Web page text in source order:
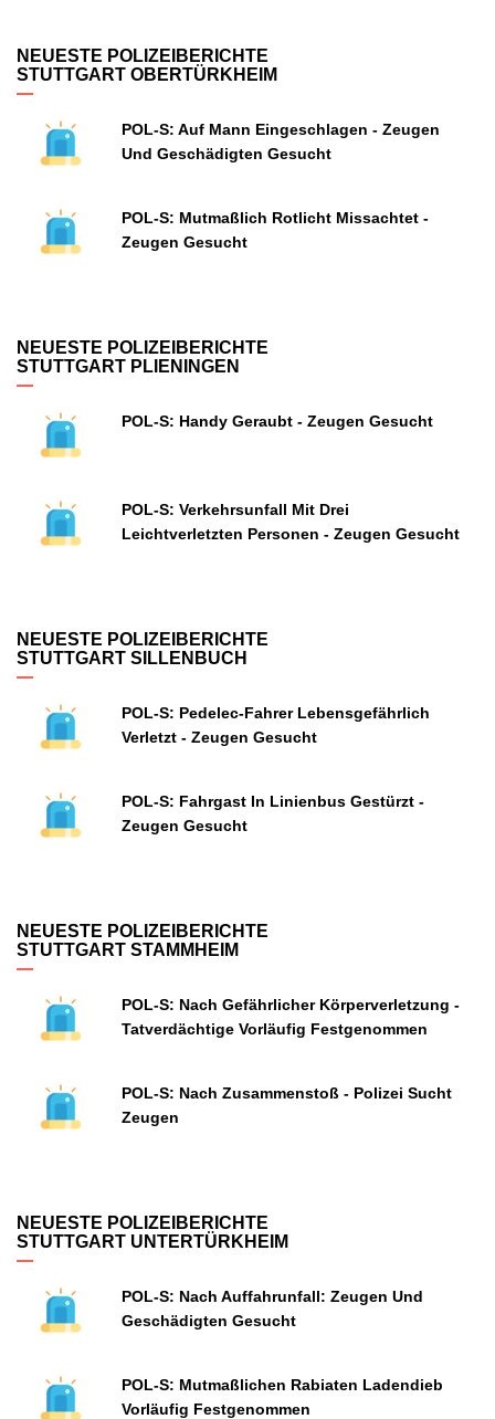
NEUESTE POLIZEIBERICHTE
STUTTGART OBERTÜRKHEIM
POL-S: Auf Mann Eingeschlagen - Zeugen
Und Geschädigten Gesucht
POL-S: Mutmaßlich Rotlicht Missachtet -
Zeugen Gesucht
NEUESTE POLIZEIBERICHTE
STUTTGART PLIENINGEN
POL-S: Handy Geraubt - Zeugen Gesucht
POL-S: Verkehrsunfall Mit Drei
Leichtverletzten Personen - Zeugen Gesucht
NEUESTE POLIZEIBERICHTE
STUTTGART SILLENBUCH
POL-S: Pedelec-Fahrer Lebensgefährlich
Verletzt - Zeugen Gesucht
POL-S: Fahrgast In Linienbus Gestürzt -
Zeugen Gesucht
NEUESTE POLIZEIBERICHTE
STUTTGART STAMMHEIM
POL-S: Nach Gefährlicher Körperverletzung -
Tatverdächtige Vorläufig Festgenommen
POL-S: Nach Zusammenstoß - Polizei Sucht
Zeugen
NEUESTE POLIZEIBERICHTE
STUTTGART UNTERTÜRKHEIM
POL-S: Nach Auffahrunfall: Zeugen Und
Geschädigten Gesucht
POL-S: Mutmaßlichen Rabiaten Ladendieb
Vorläufig Festgenommen